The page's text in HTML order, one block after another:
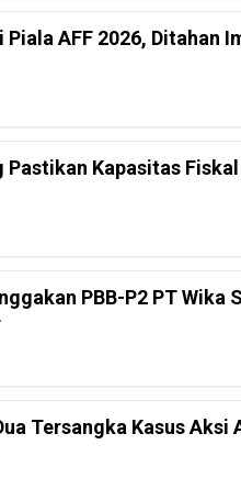
AFF 2026, Ditahan
Pastikan Kapasitas
PBB-P2 PT Wika
Tersangka Kasus Aksi